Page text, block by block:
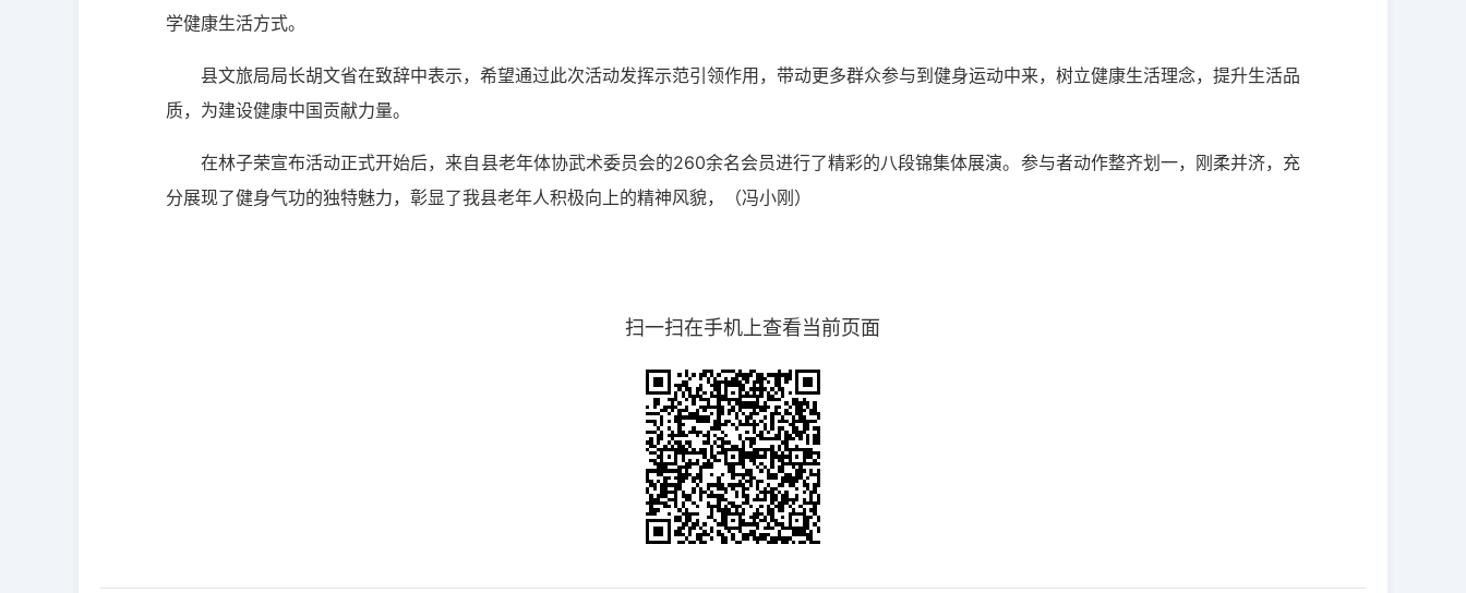
学健康生活方式。
县文旅局局长胡文省在致辞中表示，希望通过此次活动发挥示范引领作用，带动更多群众参与到健身运动中来，树立健康生活理念，提升生活品
质，为建设健康中国贡献力量。
在林子荣宣布活动正式开始后，来自县老年体协武术委员会的260余名会员进行了精彩的八段锦集体展演。参与者动作整齐划一，刚柔并济，充
分展现了健身气功的独特魅力，彰显了我县老年人积极向上的精神风貌，（冯小刚 ）
扫一扫在手机上查看当前页面